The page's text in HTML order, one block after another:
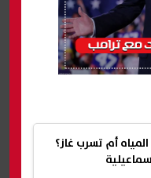
أم تسرب غاز؟